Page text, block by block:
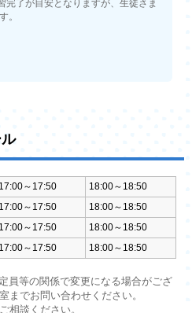
了が目安となりますが、生徒さま
。
17:00～17:50
18:00～18:50
17:00～17:50
18:00～18:50
17:00～17:50
18:00～18:50
17:00～17:50 18:00～18:50
等の関係で変更になる場合がござ
までお問い合わせください。
相談ください。